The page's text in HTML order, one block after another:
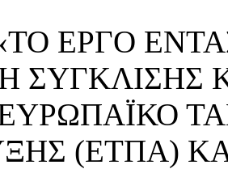
ΕΡΓΟ
ΣΥΓΚΛΙΣΗΣ
(ΕΤΠΑ)